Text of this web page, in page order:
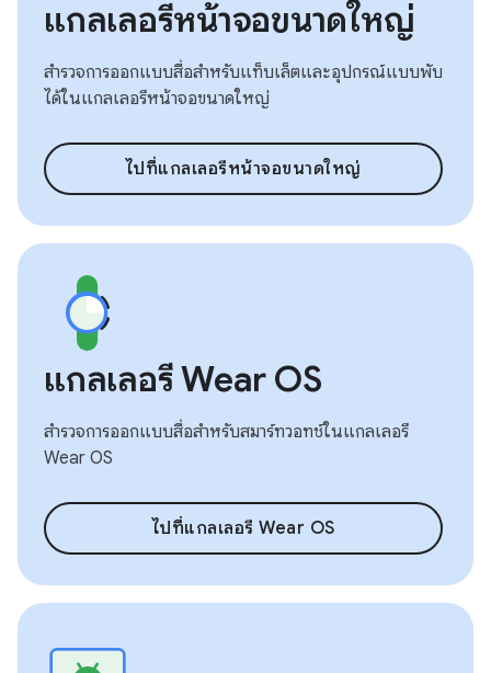
แกลเลอรีหน้าจอขนาดใหญ่
สำรวจการออกแบบสื่อสำหรับแท็บเล็ตและอุปกรณ์แบบพับ
ได้ในแกลเลอรีหน้าจอขนาดใหญ่
ไปที่แกลเลอรีหน้าจอขนาดใหญ่
แกลเลอรี Wear OS
สำรวจการออกแบบสื่อสำหรับสมาร์ทวอทช์ในแกลเลอรี
Wear OS
ไปที่แกลเลอรี Wear OS